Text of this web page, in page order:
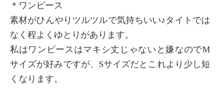
＊ワンピース
素材がひんやりツルツルで気持ちいい♪タイトでは
なく程よくゆとりがあります。
私はワンピースはマキシ丈じゃないと嫌なのでM
サイズが好みですが、Sサイズだとこれより少し短
くなります。